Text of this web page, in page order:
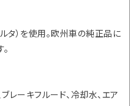
タ）を使用。欧州車の純正品に
レーキフルード、冷却水、エア